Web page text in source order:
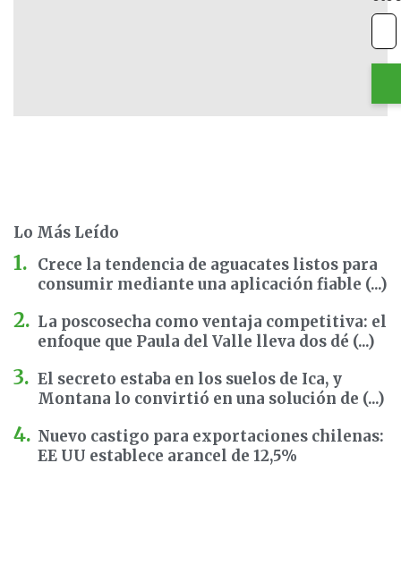
Lo Más Leído
Crece la tendencia de aguacates listos para
consumir mediante una aplicación fiable (...)
La poscosecha como ventaja competitiva: el
enfoque que Paula del Valle lleva dos dé (...)
El secreto estaba en los suelos de Ica, y
Montana lo convirtió en una solución de (...)
Nuevo castigo para exportaciones chilenas:
EE UU establece arancel de 12,5%